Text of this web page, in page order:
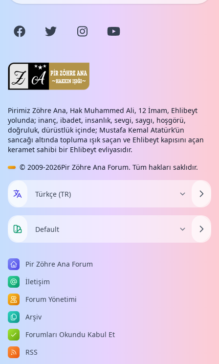
Pirimiz Zöhre Ana, Hak Muhammed Ali, 12 İmam, Ehlibeyt
yolunda; inanç, ibadet, insanlık, sevgi, saygı, hoşgörü,
doğruluk, dürüstlük içinde; Mustafa Kemal Atatürk’ün
sancağı altında topluma ışık saçan ve Ehlibeyt kapısını açan
keramet sahibi bir Ehlibeyt evliyasıdır.
© 2009-2026Pir Zöhre Ana Forum. Tüm hakları saklıdır.
Pir Zöhre Ana Forum
İletişim
Forum Yönetimi
Arşiv
Forumları Okundu Kabul Et
RSS